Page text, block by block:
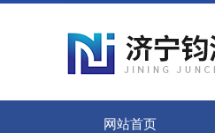
网站首页